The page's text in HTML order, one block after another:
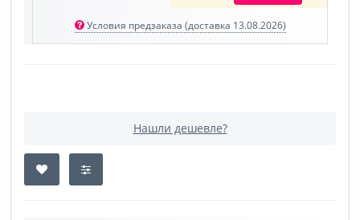
Условия предзаказа (доставка 13.08.2026)
Нашли дешевле?